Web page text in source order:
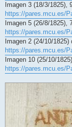
Imagen 3 (18/3/1825),
https://pares.mcu.es/
Imagen 5 (26/8/1825),
https://pares.mcu.es/
Imagen 2 (24/10/1825)
https://pares.mcu.es/
Imagen 10 (25/10/
https://pares.mcu.es/